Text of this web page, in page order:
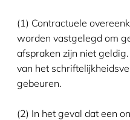
(1) Contractuele
worden vastgelegd om
afspraken zijn niet
van het
gebeuren.
(2) In het geval dat een